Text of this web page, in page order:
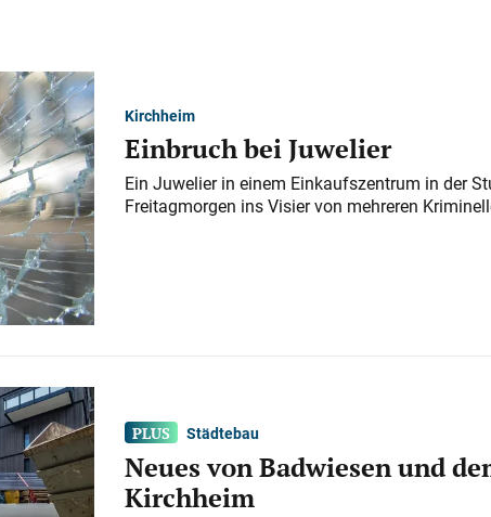
Kirchheim
Einbruch bei Juwelier
Ein Juwelier in einem Einkaufszentrum in der
Freitagmorgen ins Visier von mehreren
Städtebau
Neues von Badwiesen und
Kirchheim